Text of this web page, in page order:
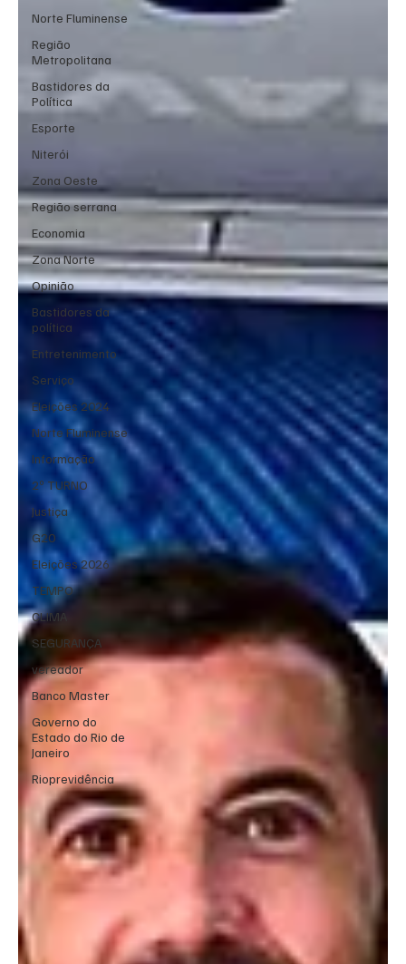
Norte Fluminense
Região
Metropolitana
Bastidores da
Política
Esporte
Niterói
Zona Oeste
Região serrana
Economia
Zona Norte
Opinião
Bastidores da
política
Entretenimento
Serviço
Eleições 2024
Norte Fluminense
Informação
2º TURNO
Justiça
G20
Eleições 2026
TEMPO
CLIMA
SEGURANÇA
vereador
Banco Master
Governo do
Estado do Rio de
Janeiro
Rioprevidência